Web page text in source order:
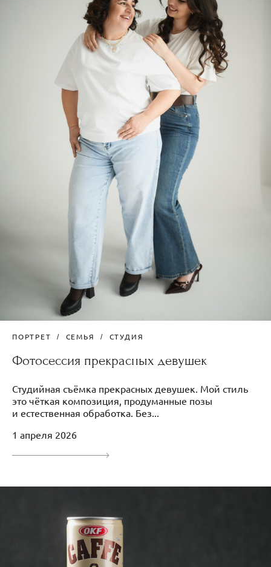
ПОРТРЕТ СЕМЬЯ СТУДИЯ
Фотосессия прекрасных девушек
Студийная съёмка прекрасных девушек. Мой стиль
это чёткая композиция, продуманные позы
и естественная обработка. Без...
1 апреля 2026